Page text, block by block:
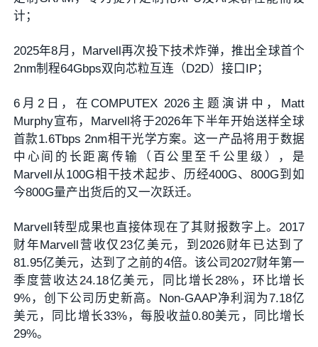
计；
2025年8月，Marvell再次投下技术炸弹，推出全球首个
2nm制程64Gbps双向芯粒互连（D2D）接口IP；
6月2日，在COMPUTEX 2026主题演讲中，Matt
Murphy宣布，Marvell将于2026年下半年开始送样全球
首款1.6Tbps 2nm相干光学方案。这一产品将用于数据
中心间的长距离传输（百公里至千公里级），是
Marvell从100G相干技术起步、历经400G、800G到如
今800G量产出货后的又一次跃迁。
Marvell转型成果也直接体现在了其财报数字上。2017
财年Marvell营收仅23亿美元，到2026财年已达到了
81.95亿美元，达到了之前的4倍。该公司2027财年第一
季度营收达24.18亿美元，同比增长28%，环比增长
9%，创下公司历史新高。Non-GAAP净利润为7.18亿
美元，同比增长33%，每股收益0.80美元，同比增长
29%。